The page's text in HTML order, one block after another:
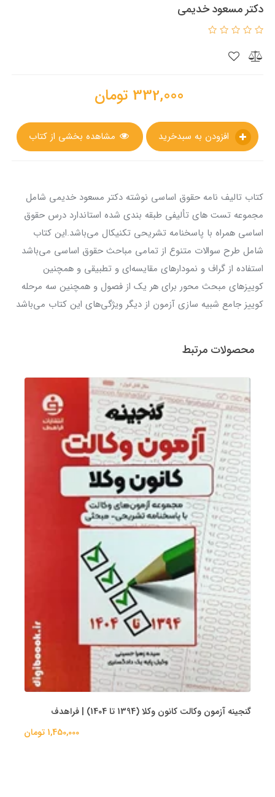
دکتر مسعود خدیمی
332,000 تومان
مشاهده بخشی از کتاب
کتاب تالیف نامه حقوق اساسی نوشته دکتر مسعود خدیمی شامل
مجموعه تست های تألیفی طبقه بندی شده استاندارد درس حقوق
اساسی همراه با پاسخنامه تشریحی تکنیکال می‌باشد.این کتاب
شامل طرح سوالات متنوع از تمامی مباحث حقوق اساسی می‌باشد
استفاده از گراف و نمودارهای مقایسه‌ای و تطبیقی و همچنین
کوییز‌های مبحث محور برای هر یک از فصول و همچنین سه مرحله
کوییز جامع شبیه سازی آزمون از دیگر ویژگی‌های این کتاب می‌باشد
محصولات مرتبط
گنجینه آزمون وکالت کانون وکلا (1394 تا 1404) | فراهدف
1,450,000 تومان